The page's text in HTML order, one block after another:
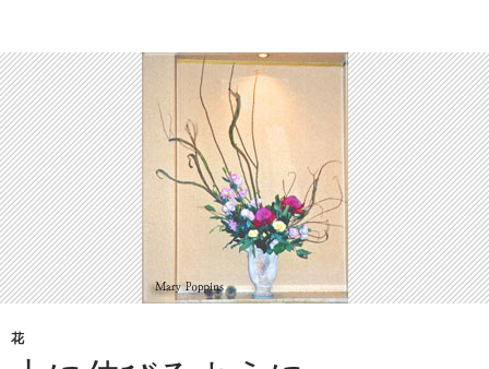
花